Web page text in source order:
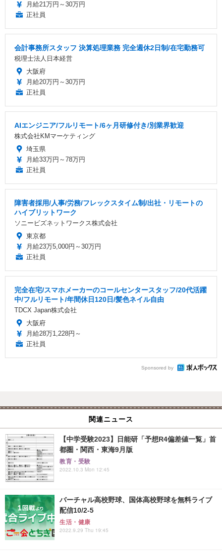
月給21万円～30万円
正社員
会計事務所スタッフ 決算処理業務 完全週休2日制/在宅勤務可
税理士法人日本経営
大阪府
月給20万円～30万円
正社員
AIエンジニア/フルリモート/6ヶ月研修付き/別業界歓迎
株式会社KMマーケティング
埼玉県
月給33万円～78万円
正社員
障害者採用/人事/労務/フレックスタイム制/出社・リモートの
ハイブリットワーク
ソニービズネットワークス株式会社
東京都
月給23万5,000円～30万円
正社員
完全在宅/スマホメーカーのコールセンタースタッフ/20代活躍
中/フルリモート/年間休日120日/髪色ネイル自由
TDCX Japan株式会社
大阪府
月給28万1,228円～
正社員
Sponsored by
関連ニュース
【中学受験2023】日能研「予想R4偏差値一覧」首
都圏・関西・東海9月版
教育・受験
2022.10.3 Mon 12:45
バーチャル高校野球、国体高校野球を無料ライブ
配信10/2-5
生活・健康
2022.9.29 Thu 19:45